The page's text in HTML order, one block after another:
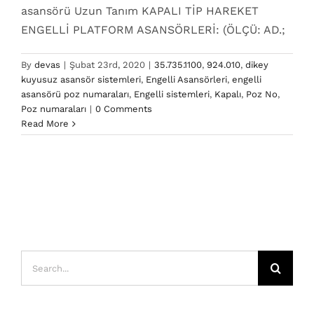
asansörü Uzun Tanım KAPALI TİP HAREKET
ENGELLİ PLATFORM ASANSÖRLERİ: (ÖLÇÜ: AD.;
By devas | Şubat 23rd, 2020 | 35.735.1100, 924.010, dikey
kuyusuz asansör sistemleri, Engelli Asansörleri, engelli
asansörü poz numaraları, Engelli sistemleri, Kapalı, Poz No,
Poz numaraları | 0 Comments
Read More